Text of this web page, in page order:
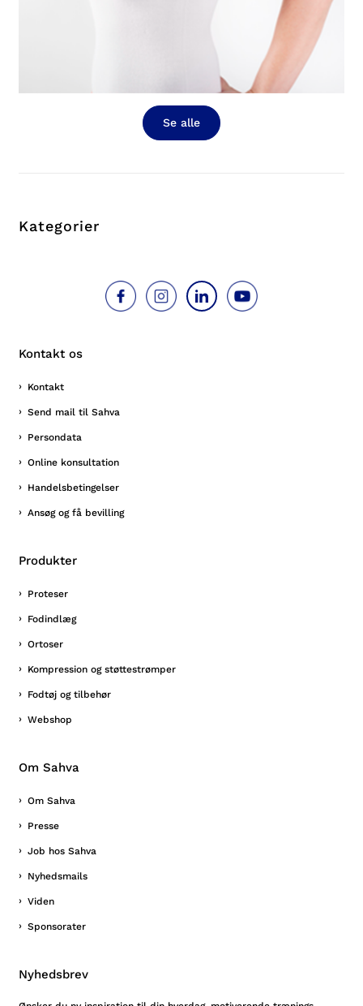
Se alle
Kategorier
Kontakt os
Kontakt
Send mail til Sahva
Persondata
Online konsultation
Handelsbetingelser
Ansøg og få bevilling
Produkter
Proteser
Fodindlæg
Ortoser
Kompression og støttestrømper
Fodtøj og tilbehør
Webshop
Om Sahva
Om Sahva
Presse
Job hos Sahva
Nyhedsmails
Viden
Sponsorater
Nyhedsbrev